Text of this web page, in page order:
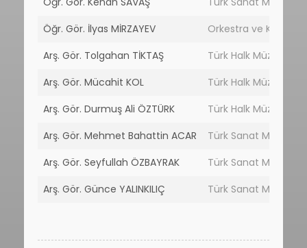
Öğr. Gör. İlyas MİRZAYEV
Orkestra ve Koro
Arş. Gör. Tolgahan TİKTAŞ
Türk Halk Müziği
Arş. Gör. Mücahit KOL
Türk Halk Müziği
Arş. Gör. Durmuş Ali ÖZTÜRK
Türk Halk Müziği
Arş. Gör. Mehmet Bahattin ACAR
Türk Sanat Müziği
Arş. Gör. Seyfullah ÖZBAYRAK
Türk Sanat Müziği
Arş. Gör. Günce YALINKILIÇ
Türk Sanat Müziği